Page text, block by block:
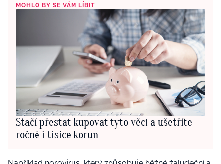
MOHLO BY SE VÁM LÍBIT
Stačí přestat kupovat tyto věci a ušetříte
ročně i tisíce korun